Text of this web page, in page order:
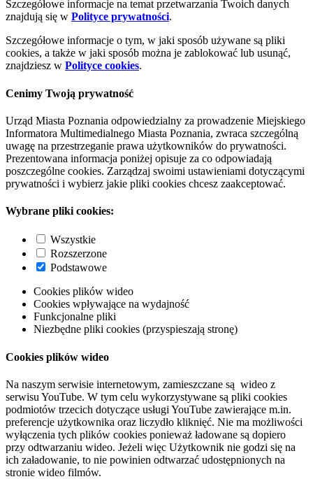
Szczegółowe informacje na temat przetwarzania Twoich danych
znajdują się w Polityce prywatności.
Szczegółowe informacje o tym, w jaki sposób używane są pliki
cookies, a także w jaki sposób można je zablokować lub usunąć,
znajdziesz w Polityce cookies.
Cenimy Twoją prywatność
Urząd Miasta Poznania odpowiedzialny za prowadzenie Miejskiego
Informatora Multimedialnego Miasta Poznania, zwraca szczególną
uwagę na przestrzeganie prawa użytkowników do prywatności.
Prezentowana informacja poniżej opisuje za co odpowiadają
poszczególne cookies. Zarządzaj swoimi ustawieniami dotyczącymi
prywatności i wybierz jakie pliki cookies chcesz zaakceptować.
Wybrane pliki cookies:
Wszystkie
Rozszerzone
Podstawowe
Cookies plików wideo
Cookies wpływające na wydajność
Funkcjonalne pliki
Niezbędne pliki cookies (przyspieszają stronę)
Cookies plików wideo
Na naszym serwisie internetowym, zamieszczane są wideo z
serwisu YouTube. W tym celu wykorzystywane są pliki cookies
podmiotów trzecich dotyczące usługi YouTube zawierające m.in.
preferencje użytkownika oraz liczydło kliknięć. Nie ma możliwości
wyłączenia tych plików cookies ponieważ ładowane są dopiero
przy odtwarzaniu wideo. Jeżeli więc Użytkownik nie godzi się na
ich załadowanie, to nie powinien odtwarzać udostępnionych na
stronie wideo filmów.